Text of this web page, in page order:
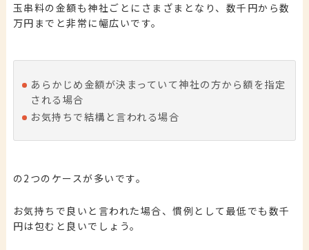
玉串料の金額も神社ごとにさまざまとなり、数千円から数
万円までと非常に幅広いです。
あらかじめ金額が決まっていて神社の方から額を指定
される場合
お気持ちで結構と言われる場合
の2つのケースが多いです。
お気持ちで良いと言われた場合、慣例として最低でも数千
円は包むと良いでしょう。